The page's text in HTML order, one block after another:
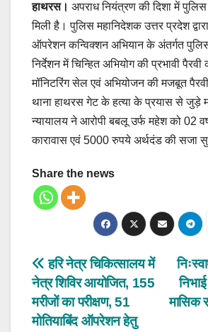
हाथरस। अपराध नियंत्रण की दिशा में
मिली है। पुलिस महानिदेशक उत्तर प्रदेश
ऑपरेशन कन्विक्शन अभियान के अंतर्गत
निर्देशन में चिन्हित अभियोग की प्रभावी पैरवी
मॉनिटरिंग सेल एवं अभियोजन की मजबूत
थाना हाथरस गेट के हत्या के प्रयास से जुड़े
न्यायालय ने आरोपी बबलू उर्फ महेश को 02
कारावास एवं 5000 रुपये अर्थदंड की सजा
Share the news
Post
navigation
निभाई
मासिक
हरि नेत्र चिकित्सालय में
नेत्र शिविर आयोजित, 155
मरीजों का परीक्षण, 51
मोतियाबिंद ऑपरेशन हेतु